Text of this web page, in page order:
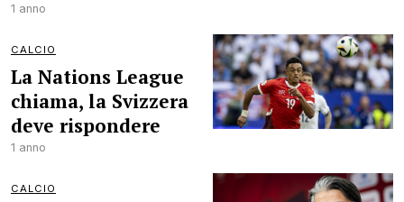
1 anno
CALCIO
La Nations League
chiama, la Svizzera
deve rispondere
1 anno
CALCIO